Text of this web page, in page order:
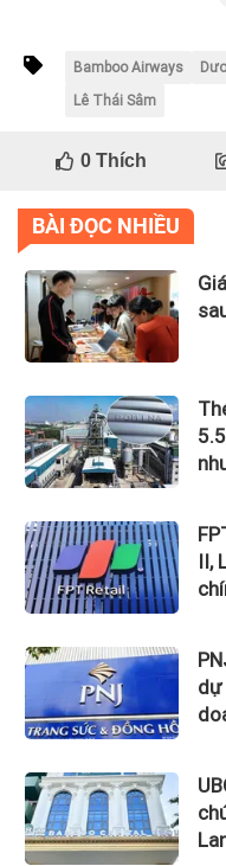
Bamboo Airways
Lê Thái Sâm
0Thích
BÀI ĐỌC NHIỀU
II,
dự